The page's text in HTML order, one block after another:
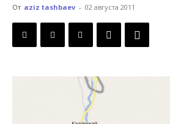
Кыргызстана
От aziz tashbaev - 02 августа 2011